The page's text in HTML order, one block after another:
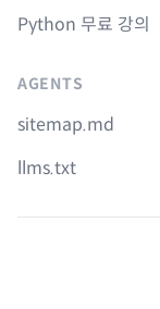
Python 무료 강의
AGENTS
sitemap.md
llms.txt